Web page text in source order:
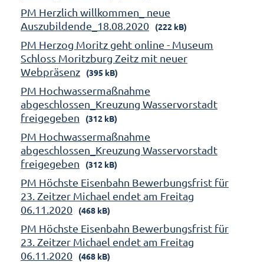
PM Herzlich willkommen_ neue
Auszubildende_18.08.2020
(222 kB)
PM Herzog Moritz geht online - Museum
Schloss Moritzburg Zeitz mit neuer
Webpräsenz
(395 kB)
PM Hochwassermaßnahme
abgeschlossen_Kreuzung Wasservorstadt
freigegeben
(312 kB)
PM Hochwassermaßnahme
abgeschlossen_Kreuzung Wasservorstadt
freigegeben
(312 kB)
PM Höchste Eisenbahn Bewerbungsfrist für
23. Zeitzer Michael endet am Freitag
06.11.2020
(468 kB)
PM Höchste Eisenbahn Bewerbungsfrist für
23. Zeitzer Michael endet am Freitag
06.11.2020
(468 kB)